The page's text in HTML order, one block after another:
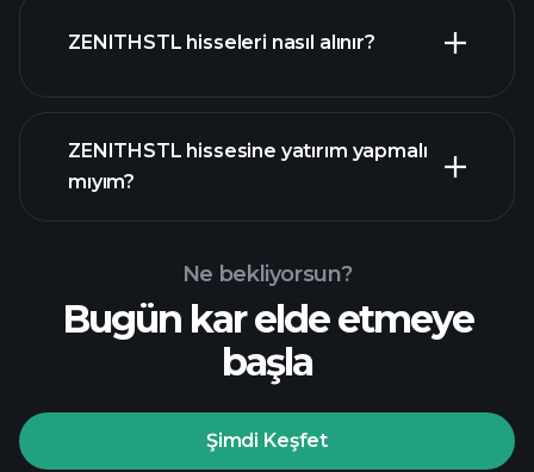
mali raporlar
ZENITHSTL hisseleri nasıl alınır?
Playtrade
ZENITHSTL hissesine yatırım yapmalı
mıyım?
Ne bekliyorsun?
Bugün kar elde etmeye
başla
Şimdi Keşfet